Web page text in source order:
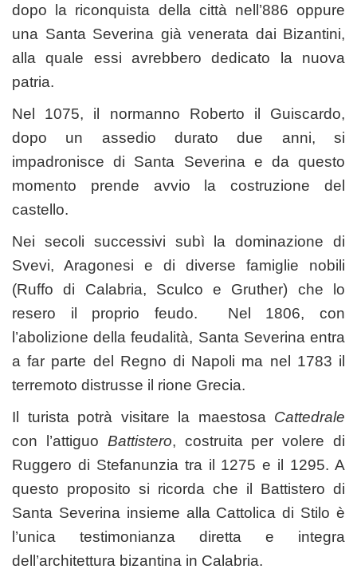
dopo la riconquista della città nell’886 oppure
una Santa Severina già venerata dai Bizantini,
alla quale essi avrebbero dedicato la nuova
patria.
Nel 1075, il normanno Roberto il Guiscardo,
dopo un assedio durato due anni, si
impadronisce di Santa Severina e da questo
momento prende avvio la costruzione del
castello.
Nei secoli successivi subì la dominazione di
Svevi, Aragonesi e di diverse famiglie nobili
(Ruffo di Calabria, Sculco e Gruther) che lo
resero il proprio feudo. Nel 1806, con
l’abolizione della feudalità, Santa Severina entra
a far parte del Regno di Napoli ma nel 1783 il
terremoto distrusse il rione Grecia.
Il turista potrà visitare la maestosa Cattedrale
con l’attiguo Battistero, costruita per volere di
Ruggero di Stefanunzia tra il 1275 e il 1295. A
questo proposito si ricorda che il Battistero di
Santa Severina insieme alla Cattolica di Stilo è
l’unica testimonianza diretta e integra
dell’architettura bizantina in Calabria.